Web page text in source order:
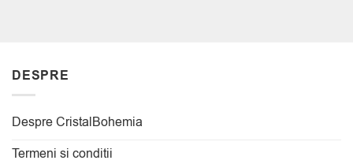
DESPRE
Despre CristalBohemia
Termeni si conditii